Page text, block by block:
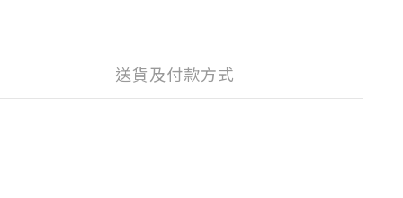
送貨及付款方式